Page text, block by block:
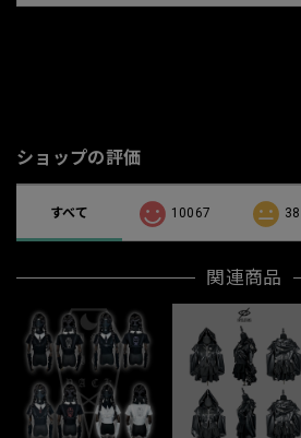
ショップの評価
すべて 10067
関連商品